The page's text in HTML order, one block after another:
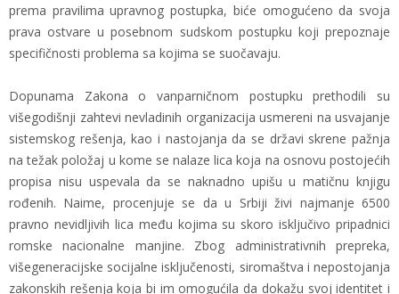
prema pravilima upravnog postupka, biće omogućeno da svoja
prava ostvare u posebnom sudskom postupku koji prepoznaje
specifičnosti problema sa kojima se suočavaju.
Dopunama Zakona o vanparničnom postupku prethodili su
višegodišnji zahtevi nevladinih organizacija usmereni na usvajanje
sistemskog rešenja, kao i nastojanja da se državi skrene pažnja
na težak položaj u kome se nalaze lica koja na osnovu postojećih
propisa nisu uspevala da se naknadno upišu u matičnu knjigu
rođenih. Naime, procenjuje se da u Srbiji živi najmanje 6500
pravno nevidljivih lica među kojima su skoro isključivo pripadnici
romske nacionalne manjine. Zbog administrativnih prepreka,
višegeneracijske socijalne isključenosti, siromaštva i nepostojanja
zakonskih rešenja koja bi im omogućila da dokažu svoj identitet i